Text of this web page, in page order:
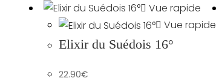
Vue rapide
Vue rapide
Elixir du Suédois 16°
22.90€